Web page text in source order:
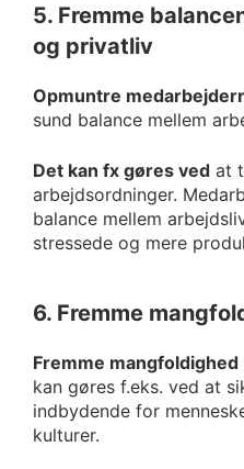
5. Fremme
og privatliv
Opmuntre
sund balance mellem
Det kan fx gøres ved at
arbejdsordninger.
balance mellem
stressede og mere
6. Fremme
Fremme mangfoldighed
kan gøres f.eks. ved at
indbydende for
kulturer.